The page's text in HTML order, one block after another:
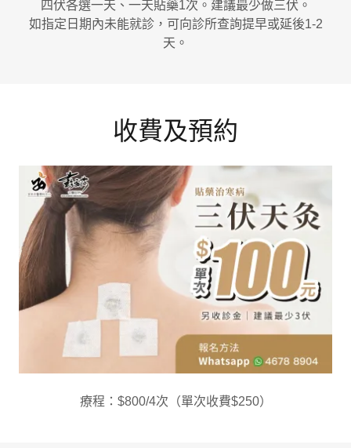
四伏各選一天、一天貼藥1次。建議最少做三伏。
如指定日期內未能就診，可向診所查詢提早或延後1-2
天。
收費及預約
療程：$800/4次（單次收費$250）